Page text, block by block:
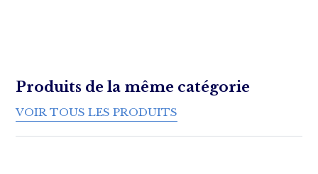
Produits de la même catégorie
VOIR TOUS LES PRODUITS